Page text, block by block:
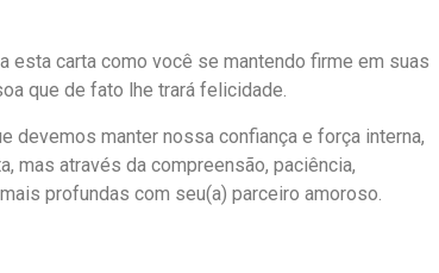
esta carta como você se mantendo firme em suas
que de fato lhe trará felicidade.
devemos manter nossa confiança e força interna,
mas através da compreensão, paciência,
profundas com seu(a) parceiro amoroso.